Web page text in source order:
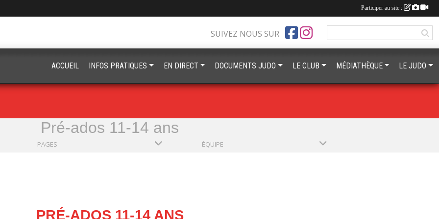
Pré-ados 11-14 ans
PAGES ÉQUIPE
PRÉ-ADOS 11-14 ANS
SUIVEZ NOUS SUR
ACCUEIL INFOS PRATIQUES EN DIRECT DOCUMENTS JUDO LE CLUB MÉDIATHÈQUE LE JUDO
Participer au site :